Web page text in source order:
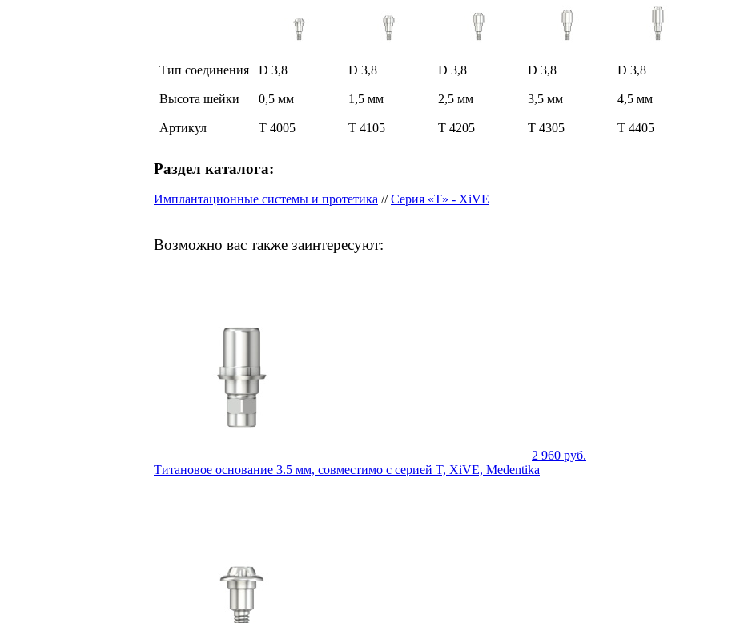
Тип соединения D 3,8 D 3,8 D 3,8 D 3,8 D 3,8
Высота шейки 0,5 мм 1,5 мм 2,5 мм 3,5 мм 4,5 мм
Артикул T 4005 T 4105 T 4205 T 4305 T 4405
Раздел каталога:
Имплантационные системы и протетика //Серия «T» - XiVE
Возможно вас также заинтересуют:
2 960 руб.
Титановое основание 3.5 мм, совместимо с серией T, XiVE, Medentika